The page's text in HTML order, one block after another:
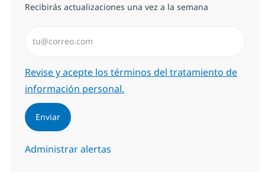
Recibirás actualizaciones una vez a la semana
Required
Revise y acepte los términos del tratamiento de
información personal.
Enviar
Administrar alertas